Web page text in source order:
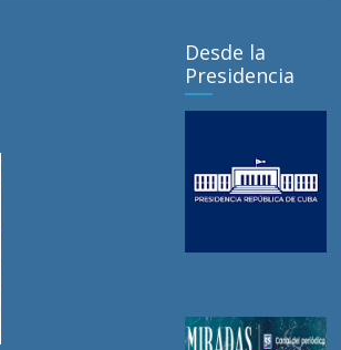
Desde la
Presidencia